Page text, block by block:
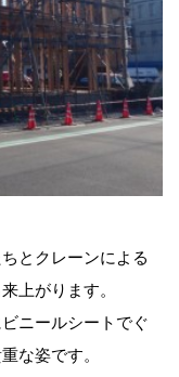
とクレーンによる
上がります。
ニールシートでぐ
な姿です。